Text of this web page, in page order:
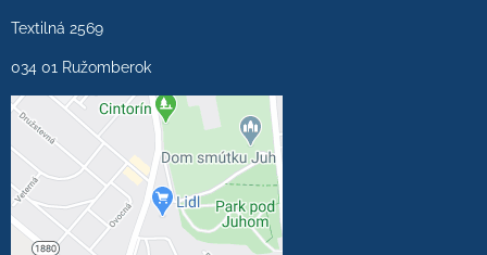
Textilná 2569
034 01 Ružomberok
Externý obsah je
blokovaný Voľbami
súkromia
Prajete si načítať externý